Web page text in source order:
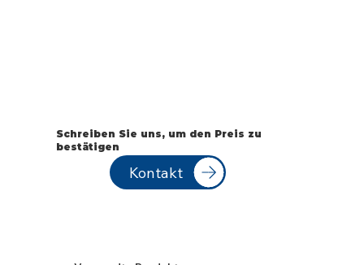
Schreiben Sie uns, um den Preis zu
bestätigen
Kontakt